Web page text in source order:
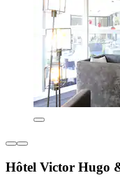
Hôtel Victor Hugo